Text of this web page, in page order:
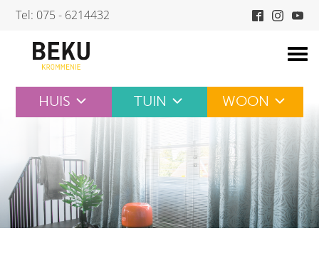
Skip
content
Tel: 075 - 6214432
HUIS TUIN WOON